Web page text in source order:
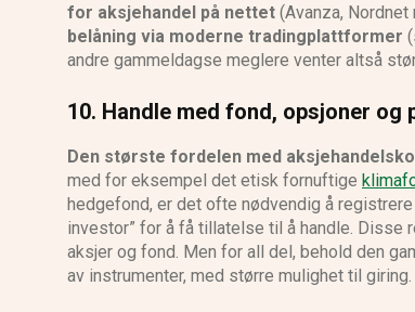
for aksjehandel på nettet (Avanza, Nordnet
belåning via moderne tradingplattformer
andre gammeldagse meglere venter altså
10. Handle med fond, opsjoner og
Den største fordelen med
med for eksempel det etisk fornuftige
hedgefond, er det ofte nødvendig å
investor” for å få tillatelse til å handle. Disse
aksjer og fond. Men for all del, behold den
av instrumenter, med større mulighet til giring.